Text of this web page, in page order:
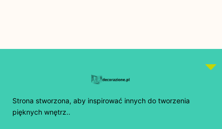
Strona stworzona, aby inspirować innych do tworzenia
pięknych wnętrz..